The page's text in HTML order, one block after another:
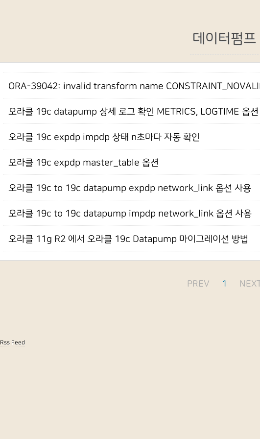
데이터펌프
ORA-39042: invalid transform name
오라클 19c datapump 상세 로그 확인 METRICS, LOGTIME 옵션
오라클 19c expdp impdp 상태 n초마다 자동 확인
오라클 19c expdp master_table 옵션
오라클 19c to 19c datapump expdp network_link 옵션 사용
오라클 19c to 19c datapump impdp network_link 옵션 사용
오라클 11g R2 에서 오라클 19c Datapump 마이그레이션 방법
PREV 1
Rss Feed